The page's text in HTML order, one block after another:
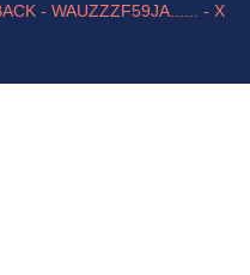
- WAUZZZF59JA...... - X